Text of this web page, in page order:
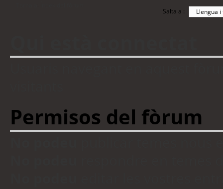
Salta a :
Permisos del fòrum